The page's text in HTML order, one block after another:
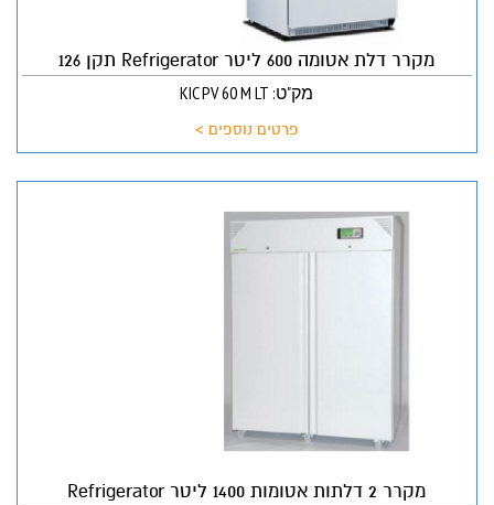
מקרר דלת אטומה 600 ליטר Refrigerator תקן 126
מק"ט: KIC PV 60 M LT
פרטים נוספים >
מקרר 2 דלתות אטומות 1400 ליטר Refrigerator